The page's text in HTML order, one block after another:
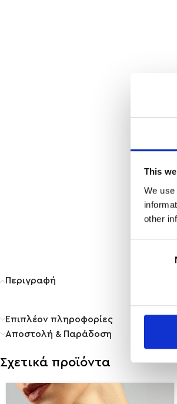
This
We
other
Περιγραφή
Επιπλέον πληροφορίες
Αποστολή & Παράδοση
Σχετικά προϊόντα